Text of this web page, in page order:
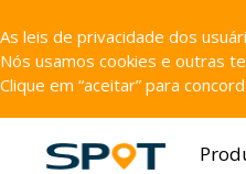
As leis de privacidade dos
Nós usamos cookies e outras
Clique em “aceitar” para